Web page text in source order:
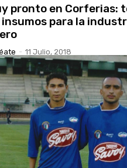
pronto en Corferias:
insumos para la
- 11 Julio, 2018